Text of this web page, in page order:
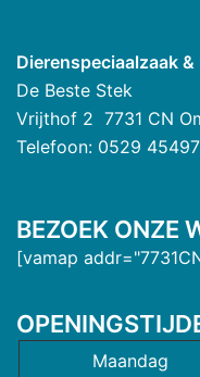
Dierenspeciaalzaak
De Beste Stek
Vrijthof 2 7731 CN
Telefoon: 0529
BEZOEK ONZE
[vamap
Maandag